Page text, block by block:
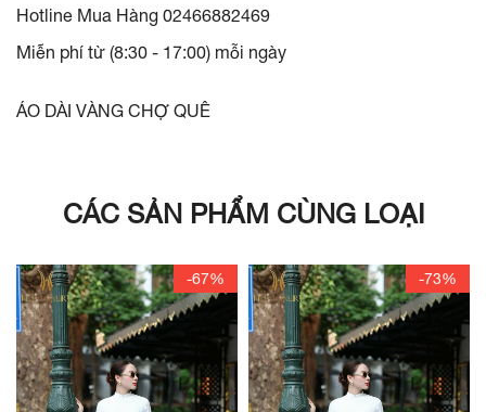
Hotline Mua Hàng 02466882469
Miễn phí từ (8:30 - 17:00) mỗi ngày
ÁO DÀI VÀNG CHỢ QUÊ
CÁC SẢN PHẨM CÙNG LOẠI
-67% -73%